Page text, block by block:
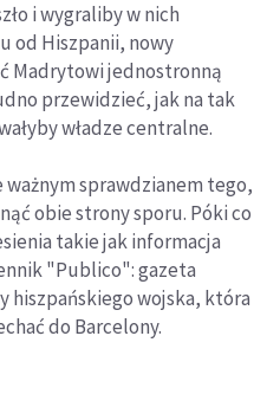
i wygraliby w nich
od Hiszpanii, nowy
Madrytowi jednostronną
przewidzieć, jak na tak
władze centralne.
sprawdzianem tego,
obie strony sporu. Póki co
takie jak informacja
"Publico": gazeta
hiszpańskiego wojska, która
do Barcelony.